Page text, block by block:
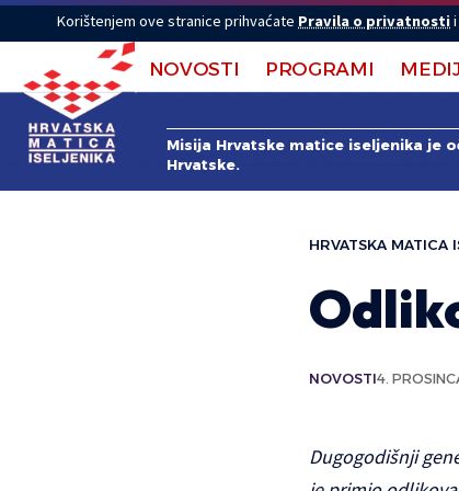
Korištenjem ove stranice prihvaćate Pravila o privatnostii
NOVOSTI PROGRAMI
Misija Hrvatske matice iseljenika je
Hrvatske.
HRVATSKA MATICA
NOVOSTI4.
Dugogodišnji